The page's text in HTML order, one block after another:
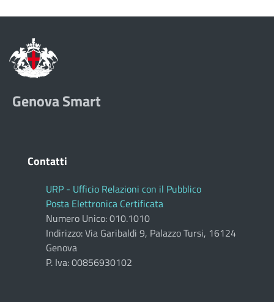
Genova Smart
Contatti
URP - Ufficio Relazioni con il Pubblico
Posta Elettronica Certificata
Numero Unico: 010.1010
Indirizzo: Via Garibaldi 9, Palazzo Tursi, 16124
Genova
P. Iva: 00856930102